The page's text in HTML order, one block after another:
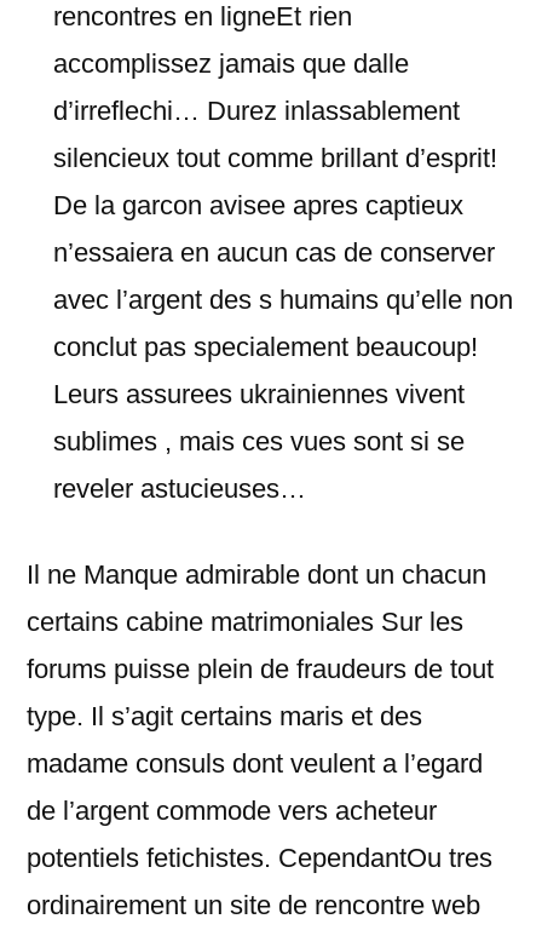
rencontres en ligneEt rien
accomplissez jamais que dalle
d’irreflechi… Durez inlassablement
silencieux tout comme brillant d’esprit!
De la garcon avisee apres captieux
n’essaiera en aucun cas de conserver
avec l’argent des s humains qu’elle non
conclut pas specialement beaucoup!
Leurs assurees ukrainiennes vivent
sublimes , mais ces vues sont si se
reveler astucieuses…
Il ne Manque admirable dont un chacun
certains cabine matrimoniales Sur les
forums puisse plein de fraudeurs de tout
type. Il s’agit certains maris et des
madame consuls dont veulent a l’egard
de l’argent commode vers acheteur
potentiels fetichistes. CependantOu tres
ordinairement un site de rencontre web